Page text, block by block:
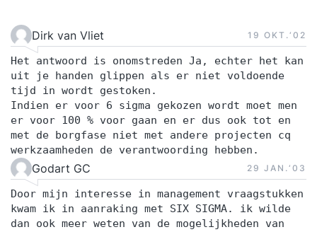
Dirk van Vliet 19 OKT.‘02
Het antwoord is onomstreden Ja, echter het kan
uit je handen glippen als er niet voldoende
tijd in wordt gestoken.
Indien er voor 6 sigma gekozen wordt moet men
er voor 100 % voor gaan en er dus ook tot en
met de borgfase niet met andere projecten cq
werkzaamheden de verantwoording hebben.
Godart GC 29 JAN.‘03
Door mijn interesse in management vraagstukken
kwam ik in aanraking met SIX SIGMA. ik wilde
dan ook meer weten van de mogelijkheden van